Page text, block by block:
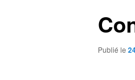
Publié le